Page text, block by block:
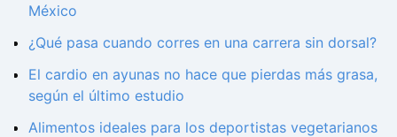
México
¿Qué pasa cuando corres en una carrera sin dorsal?
El cardio en ayunas no hace que pierdas más grasa,
según el último estudio
Alimentos ideales para los deportistas vegetarianos